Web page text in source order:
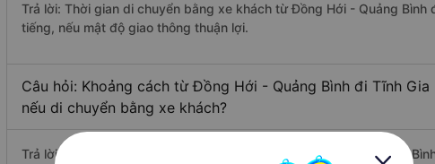
Trả lời: Thời gian di chuyển bằng xe khách từ Đồng Hới - Quảng Bình
tiếng, nếu mật độ giao thông thuận lợi.
Câu hỏi: Khoảng cách từ Đồng Hới - Quảng Bình đi Tĩnh
nếu di chuyển bằng xe khách?
Trả lời: Đoạn đường đi Tĩnh Gia - Thanh Hóa từ Đồng Hới - Quảng